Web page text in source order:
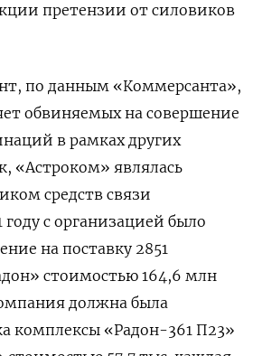
претензии от силовиков
по данным «Коммерсанта»,
обвиняемых на совершение
в рамках других
«Астроком» являлась
средств связи
году с организацией было
на поставку 2851
стоимостью 164,6 млн
должна была
комплексы «Радон-361 П23»